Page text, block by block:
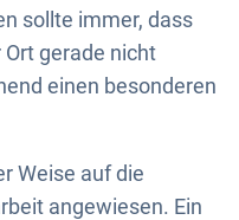
sollte immer, dass
Ort gerade nicht
einen besonderen
Weise auf die
angewiesen. Ein